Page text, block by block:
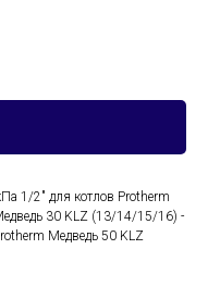
1/2" для котлов Protherm
30 KLZ (13/14/15/16) -
Медведь 50 KLZ